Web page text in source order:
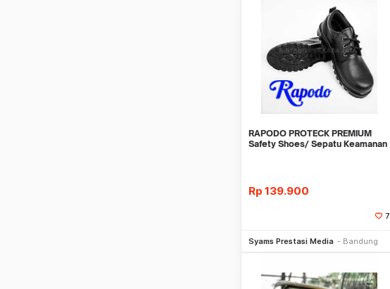
RAPODO PROTECK PREMIUM
Safety Shoes/ Sepatu Keamanan
Rp 139.900
7
Syams Prestasi Media Bandung